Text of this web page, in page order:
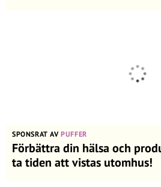
SPONSRAT AVPUFFER
Förbättra din hälsa och
ta tiden att vistas utomhus!